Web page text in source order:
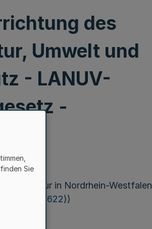
des
Umwelt und
- LANUV-
-
2006
in Nordrhein-Westfalen
NRW. S. 622))
Sie